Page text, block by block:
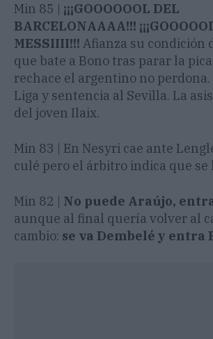
Min 85 | ¡¡¡GOOOOOOL DEL
BARCELONAAAA!!!
MESSIIII!!! Afianza su condición
que bate a Bono tras parar la
rechace el argentino no
Liga y sentencia al Sevilla. La
del joven Ilaix.
Min 83 | En Nesyri cae ante
culé pero el árbitro indica que se
Min 82 | No puede Araújo,
aunque al final quería volver al
cambio: se va Dembelé y